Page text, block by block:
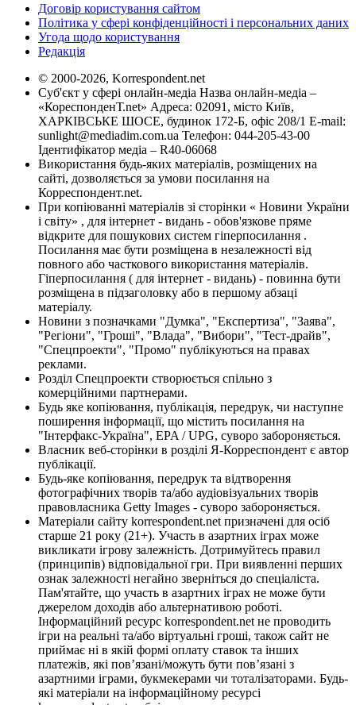
Договір користування сайтом
Політика у сфері конфіденційності і персональних даних
Угода щодо користування
Редакція
© 2000-2026, Korrespondent.net
Суб'єкт у сфері онлайн-медіа Назва онлайн-медіа –
«КореспонденТ.net» Адреса: 02091, місто Київ,
ХАРКІВСЬКЕ ШОСЕ, будинок 172-Б, офіс 208/1 E-mail:
sunlight@mediadim.com.ua Телефон: 044-205-43-00
Ідентифікатор медіа – R40-06068
Використання будь-яких матеріалів, розміщених на
сайті, дозволяється за умови посилання на
Корреспондент.net.
При копіюванні матеріалів зі сторінки « Новини України
і світу» , для інтернет - видань - обов'язкове пряме
відкрите для пошукових систем гіперпосилання .
Посилання має бути розміщена в незалежності від
повного або часткового використання матеріалів.
Гіперпосилання ( для інтернет - видань) - повинна бути
розміщена в підзаголовку або в першому абзаці
матеріалу.
Новини з позначками "Думка", "Експертиза", "Заява",
"Регіони", "Гроші", "Влада", "Вибори", "Тест-драйв",
"Спецпроекти", "Промо" публікуються на правах
реклами.
Розділ Спецпроекти створюється спільно з
комерційними партнерами.
Будь яке копіювання, публікація, передрук, чи наступне
поширення інформації, що містить посилання на
"Інтерфакс-Україна", EPA / UPG, суворо забороняється.
Власник веб-сторінки в розділі Я-Корреспондент є автор
публікації.
Будь-яке копіювання, передрук та відтворення
фотографічних творів та/або аудіовізуальних творів
правовласника Getty Images - суворо забороняється.
Матеріали сайту korrespondent.net призначені для осіб
старше 21 року (21+). Участь в азартних іграх може
викликати ігрову залежність. Дотримуйтесь правил
(принципів) відповідальної гри. При виявленні перших
ознак залежності негайно зверніться до спеціаліста.
Пам'ятайте, що участь в азартних іграх не може бути
джерелом доходів або альтернативою роботі.
Інформаційний ресурс korrespondent.net не проводить
ігри на реальні та/або віртуальні гроші, також сайт не
приймає ні в якій формі оплату ставок та інших
платежів, які пов’язані/можуть бути пов’язані з
азартними іграми, букмекерами чи тоталізаторами. Будь-
які матеріали на інформаційному ресурсі